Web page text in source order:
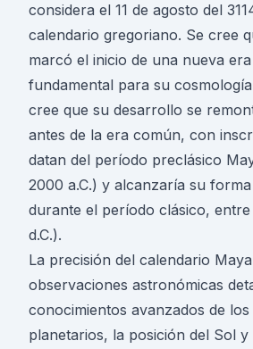
considera el 11 de agosto del
calendario gregoriano. Se cree
marcó el inicio de una nueva
fundamental para su
cree que su desarrollo se
antes de la era común, con
datan del período preclásico
2000 a.C.) y alcanzaría su
durante el período clásico,
d.C.).
La precisión del calendario
observaciones astronómicas
conocimientos avanzados de
planetarios, la posición del Sol y